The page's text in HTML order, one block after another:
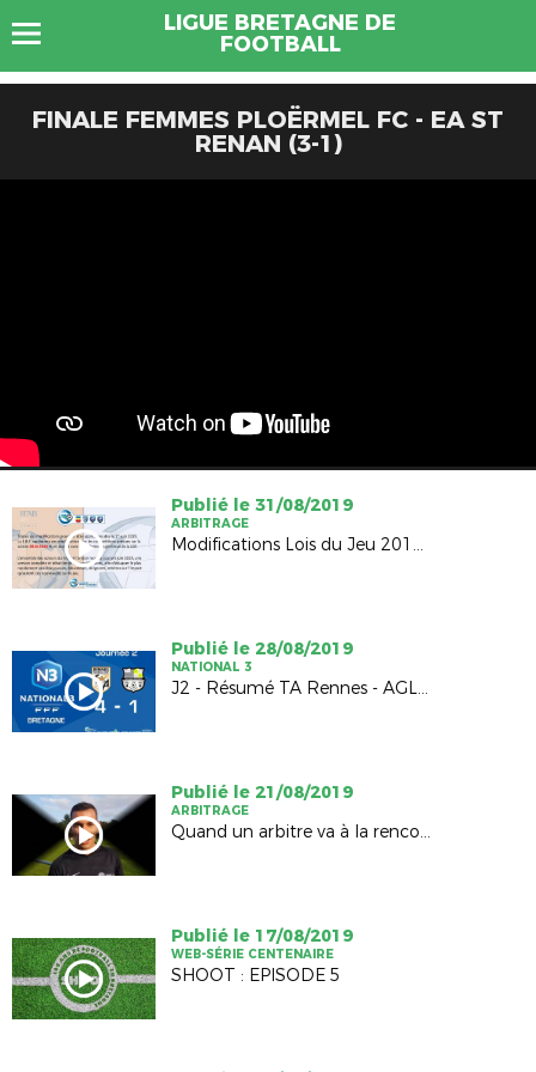
LIGUE BRETAGNE DE
FOOTBALL
FINALE FEMMES PLOËRMEL FC - EA ST
RENAN (3-1)
Publié le 31/08/2019
ARBITRAGE
Modifications Lois du Jeu 2019-2020
Publié le 28/08/2019
NATIONAL 3
J2 - Résumé TA Rennes - AGLD Fougères (4-1)
Publié le 21/08/2019
ARBITRAGE
Quand un arbitre va à la rencontre d'un club...
Publié le 17/08/2019
WEB-SÉRIE CENTENAIRE
SHOOT : EPISODE 5